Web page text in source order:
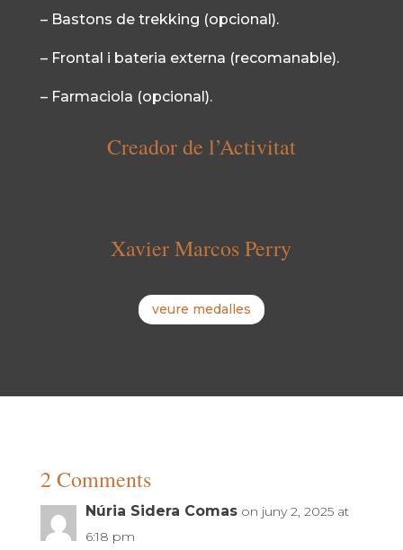
– Bastons de trekking (opcional).
– Frontal i bateria externa (recomanable).
– Farmaciola (opcional).
Creador de l’Activitat
Xavier Marcos Perry
veure medalles
2 Comments
Núria Sidera Comas on juny 2, 2025 at
6:18 pm